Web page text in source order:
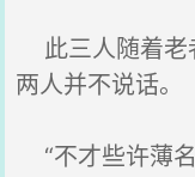
此三人随着老
两人并不说话。
“不才些许薄